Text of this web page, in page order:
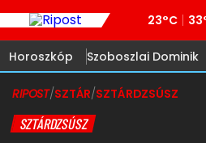
23°C
Horoszkóp Szoboszlai Dominik
RIPOST/SZTÁR/SZTÁRDZSÚSZ
SZTÁRDZSÚSZ